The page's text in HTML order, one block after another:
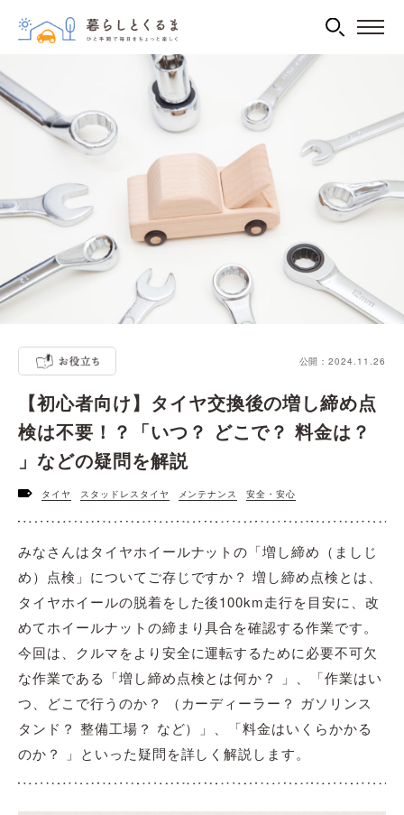
公開：2024.11.26
【初心者向け】タイヤ交換後の増し締め点
検は不要！？「いつ？ どこで？ 料金は？
」などの疑問を解説
タイヤ スタッドレスタイヤ メンテナンス 安全・安心
みなさんはタイヤホイールナットの「増し締め（ましじ
め）点検」についてご存じですか？ 増し締め点検とは、
タイヤホイールの脱着をした後100km走行を目安に、改
めてホイールナットの締まり具合を確認する作業です。
今回は、クルマをより安全に運転するために必要不可欠
な作業である「増し締め点検とは何か？ 」、「作業はい
つ、どこで行うのか？ （カーディーラー？ ガソリンス
タンド？ 整備工場？ など）」、「料金はいくらかかる
のか？ 」といった疑問を詳しく解説します。